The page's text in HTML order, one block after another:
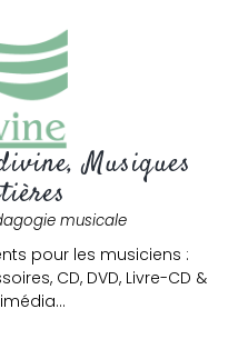
Musiques
musicale
pour les musiciens :
CD, DVD, Livre-CD &